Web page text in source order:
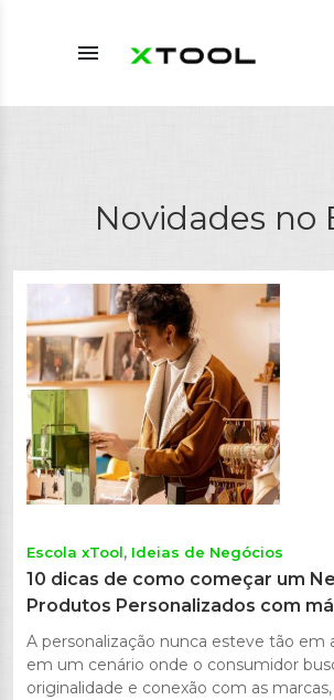
menu
Novidades no
Escola xTool Ideias de Negócios
10 dicas de como começar um
Produtos Personalizados com
A personalização nunca esteve tão em
em um cenário onde o consumidor
originalidade e conexão com as